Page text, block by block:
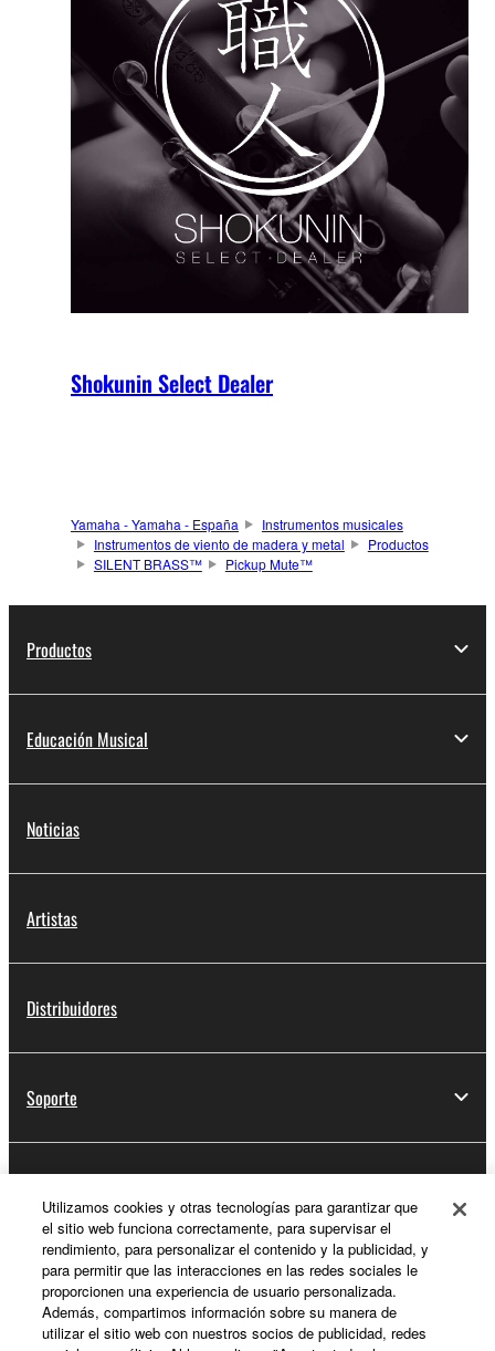
Shokunin Select Dealer
Yamaha - Yamaha - España
Instrumentos musicales
Instrumentos de viento de madera y metal
Productos
SILENT BRASS™
Pickup Mute™
Productos
Educación Musical
Noticias
Artistas
Distribuidores
Soporte
Acerca de Yamaha
Utilizamos cookies y otras tecnologías para garantizar que
el sitio web funciona correctamente, para supervisar el
rendimiento, para personalizar el contenido y la publicidad, y
para permitir que las interacciones en las redes sociales le
proporcionen una experiencia de usuario personalizada.
Además, compartimos información sobre su manera de
utilizar el sitio web con nuestros socios de publicidad, redes